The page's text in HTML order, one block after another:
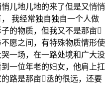
儿地儿地的来了但是又悄悄
我经常独自独自一个人做
的物质，但我又不是那亩
愿之间，有特殊物质情形使
一场，在一路处境和广大没
一位年老的妇女，他肩上扛
路是那亩丞的很远，还要